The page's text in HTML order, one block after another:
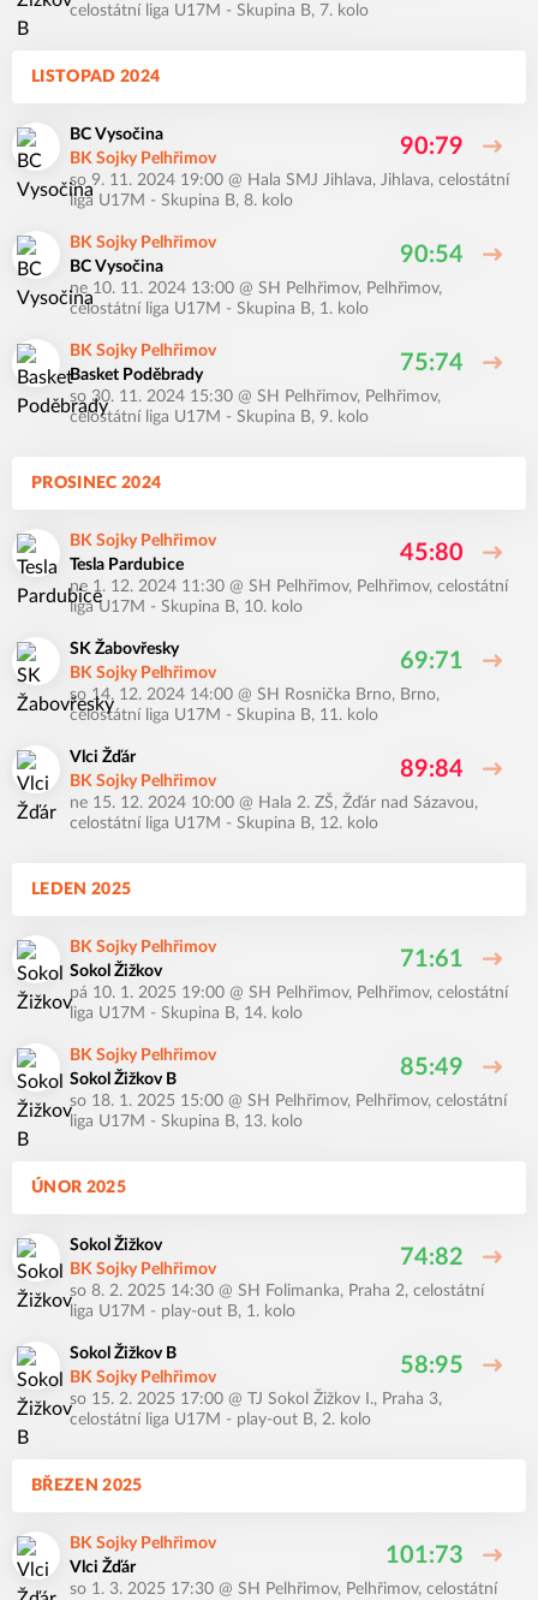
celostátní liga U17M - Skupina B, 7. kolo
LISTOPAD 2024
BC Vysočina
BK Sojky Pelhřimov
90:79
so 9. 11. 2024 19:00 @ Hala SMJ Jihlava, Jihlava, celostátní
liga U17M - Skupina B, 8. kolo
BK Sojky Pelhřimov
BC Vysočina
90:54
ne 10. 11. 2024 13:00 @ SH Pelhřimov, Pelhřimov,
celostátní liga U17M - Skupina B, 1. kolo
BK Sojky Pelhřimov
Basket Poděbrady
75:74
so 30. 11. 2024 15:30 @ SH Pelhřimov, Pelhřimov,
celostátní liga U17M - Skupina B, 9. kolo
PROSINEC 2024
BK Sojky Pelhřimov
Tesla Pardubice
45:80
ne 1. 12. 2024 11:30 @ SH Pelhřimov, Pelhřimov, celostátní
liga U17M - Skupina B, 10. kolo
SK Žabovřesky
BK Sojky Pelhřimov
69:71
so 14. 12. 2024 14:00 @ SH Rosnička Brno, Brno,
celostátní liga U17M - Skupina B, 11. kolo
Vlci Žďár
BK Sojky Pelhřimov
89:84
ne 15. 12. 2024 10:00 @ Hala 2. ZŠ, Žďár nad Sázavou,
celostátní liga U17M - Skupina B, 12. kolo
LEDEN 2025
BK Sojky Pelhřimov
Sokol Žižkov
71:61
pá 10. 1. 2025 19:00 @ SH Pelhřimov, Pelhřimov, celostátní
liga U17M - Skupina B, 14. kolo
BK Sojky Pelhřimov
Sokol Žižkov B
85:49
so 18. 1. 2025 15:00 @ SH Pelhřimov, Pelhřimov, celostátní
liga U17M - Skupina B, 13. kolo
ÚNOR 2025
Sokol Žižkov
BK Sojky Pelhřimov
74:82
so 8. 2. 2025 14:30 @ SH Folimanka, Praha 2, celostátní
liga U17M - play-out B, 1. kolo
Sokol Žižkov B
BK Sojky Pelhřimov
58:95
so 15. 2. 2025 17:00 @ TJ Sokol Žižkov I., Praha 3,
celostátní liga U17M - play-out B, 2. kolo
BŘEZEN 2025
BK Sojky Pelhřimov
Vlci Žďár
101:73
so 1. 3. 2025 17:30 @ SH Pelhřimov, Pelhřimov, celostátní